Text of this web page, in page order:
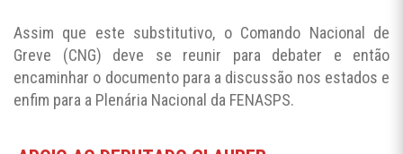
Assim que este substitutivo, o Comando Nacional de
Greve (CNG) deve se reunir para debater e então
encaminhar o documento para a discussão nos estados e
enfim para a Plenária Nacional da FENASPS.